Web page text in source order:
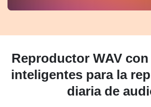
Reproductor WAV
inteligentes para la
diaria de